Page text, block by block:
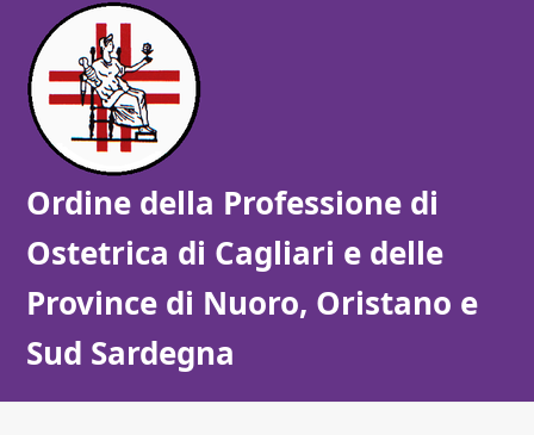
Ordine della Professione di
Ostetrica di Cagliari e delle
Province di Nuoro, Oristano e
Sud Sardegna